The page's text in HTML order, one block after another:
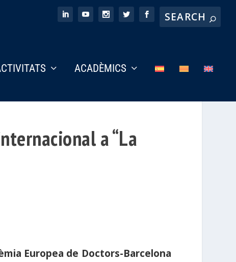
ACADÈMICS
a “La
Europea de Doctors-Barcelona